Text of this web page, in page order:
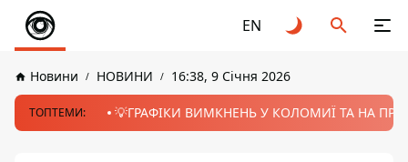
EN
Новини НОВИНИ 16:38, 9 Січня 2026
ТОПТЕМИ: 💡ГРАФІКИ ВИМКНЕНЬ У КОЛОМИЇ ТА НА